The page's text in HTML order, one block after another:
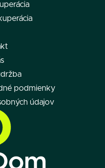
podmienky
údajov